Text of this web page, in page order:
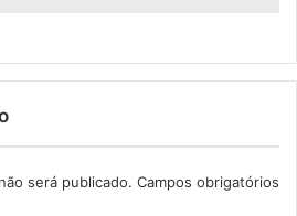
será publicado. Campos obrigatórios